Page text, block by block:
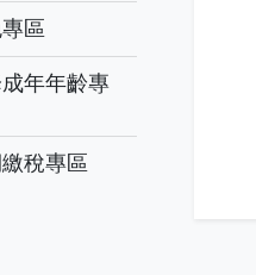
區
年年齡專
稅專區